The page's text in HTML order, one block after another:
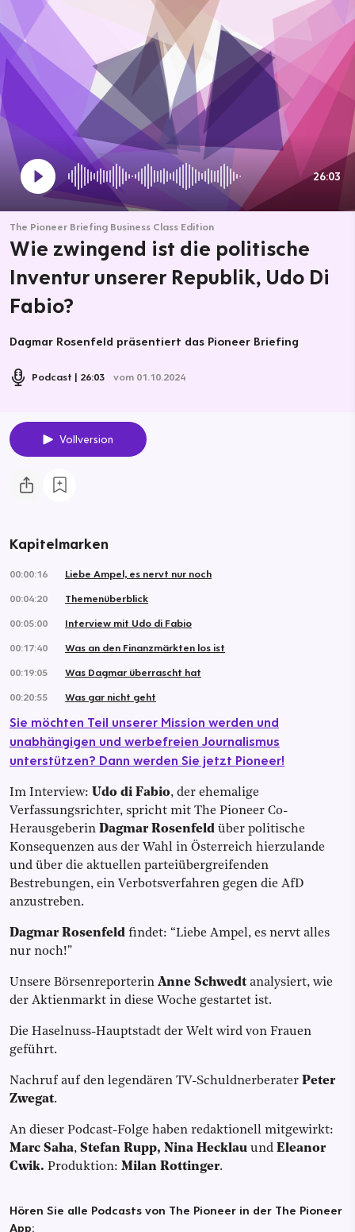
26:03
The Pioneer Briefing Business Class Edition
Wie zwingend ist die politische
Inventur unserer Republik, Udo Di
Fabio?
Dagmar Rosenfeld präsentiert das Pioneer Briefing
Podcast 26:03 vom 01.10.2024
Vollversion
Kapitelmarken
00:00:16
Liebe Ampel, es nervt nur noch
00:04:20
Themenüberblick
00:05:00
Interview mit Udo di Fabio
00:17:40
Was an den Finanzmärkten los ist
00:19:05
Was Dagmar überrascht hat
00:20:55
Was gar nicht geht
Sie möchten Teil unserer Mission werden und
unabhängigen und werbefreien Journalismus
unterstützen? Dann werden Sie jetzt Pioneer!
Im Interview: Udo di Fabio, der ehemalige
Verfassungsrichter, spricht mit The Pioneer Co-
Herausgeberin Dagmar Rosenfeld über politische
Konsequenzen aus der Wahl in Österreich hierzulande
und über die aktuellen parteiübergreifenden
Bestrebungen, ein Verbotsverfahren gegen die AfD
anzustreben.
Dagmar Rosenfeld findet: “Liebe Ampel, es nervt alles
nur noch!"
Unsere Börsenreporterin Anne Schwedt analysiert, wie
der Aktienmarkt in diese Woche gestartet ist.
Die Haselnuss-Hauptstadt der Welt wird von Frauen
geführt.
Nachruf auf den legendären TV-Schuldnerberater Peter
Zwegat.
An dieser Podcast-Folge haben redaktionell mitgewirkt:
Marc Saha, Stefan Rupp, Nina Hecklau und Eleanor
Cwik. Produktion: Milan Rottinger.
Hören Sie alle Podcasts von The Pioneer in der The Pioneer
App: